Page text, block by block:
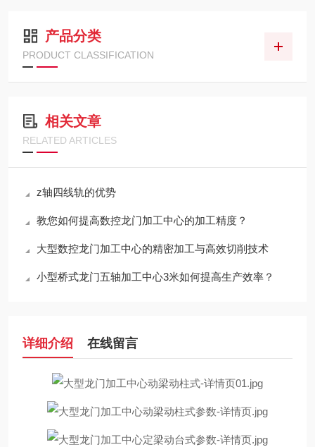
产品分类
PRODUCT CLASSIFICATION
相关文章
RELATED ARTICLES
z轴四线轨的优势
教您如何提高数控龙门加工中心的加工精度？
大型数控龙门加工中心的精密加工与高效切削技术
小型桥式龙门五轴加工中心3米如何提高生产效率？
详细介绍 在线留言